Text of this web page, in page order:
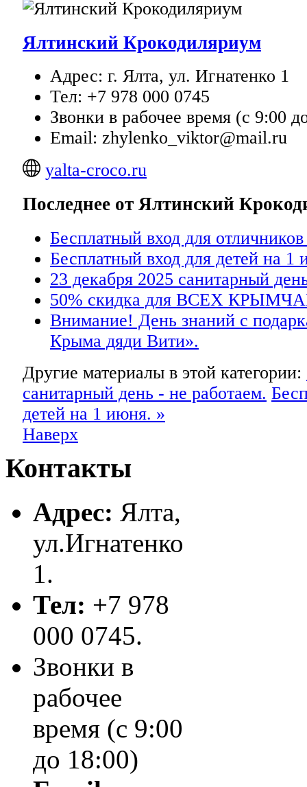
Ялтинский Крокодиляриум
Адрес: г. Ялта, ул. Игнатенко 1
Тел: +7 978 000 0745
Звонки в рабочее время (с 9:00
Email: zhylenko_viktor@mail.ru
yalta-croco.ru
Последнее от Ялтинский
Бесплатный вход для
Бесплатный вход для детей на 1
23 декабря 2025 санитарный
50% скидка для ВСЕХ
Внимание! День знаний с
Крыма дяди Вити».
Другие материалы в этой категории:
санитарный день - не работаем.
детей на 1 июня. »
Наверх
Контакты
Адрес: Ялта,
ул.Игнатенко
1.
Тел: +7 978
000 0745.
Звонки в
рабочее
время (с 9:00
до 18:00)